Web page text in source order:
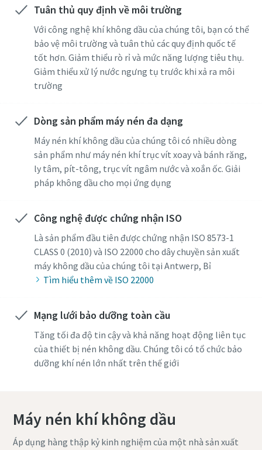
Tuân thủ quy định về môi trường
Với công nghệ khí không dầu của chúng tôi, bạn có thể
bảo vệ môi trường và tuân thủ các quy định quốc tế
tốt hơn. Giảm thiểu rò rỉ và mức năng lượng tiêu thụ.
Giảm thiểu xử lý nước ngưng tụ trước khi xả ra môi
trường
Dòng sản phẩm máy nén đa dạng
Máy nén khí không dầu của chúng tôi có nhiều dòng
sản phẩm như máy nén khí trục vít xoay và bánh răng,
ly tâm, pít-tông, trục vít ngâm nước và xoắn ốc. Giải
pháp không dầu cho mọi ứng dụng
Công nghệ được chứng nhận ISO
Là sản phẩm đầu tiên được chứng nhận ISO 8573-1
CLASS 0 (2010) và ISO 22000 cho dây chuyền sản xuất
máy không dầu của chúng tôi tại Antwerp, Bỉ
Tìm hiểu thêm về ISO 22000
Mạng lưới bảo dưỡng toàn cầu
Tăng tối đa độ tin cậy và khả năng hoạt động liên tục
của thiết bị nén không dầu. Chúng tôi có tổ chức bảo
dưỡng khí nén lớn nhất trên thế giới
Máy nén khí không dầu
Áp dụng hàng thập kỷ kinh nghiệm của một nhà sản xuất